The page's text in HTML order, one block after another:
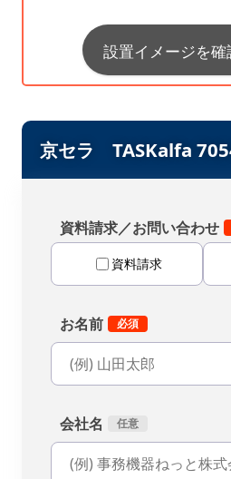
設置イメージを確
京セラ TASKalfa
資料請求／お問い合わせ
資料請求
お名前
会社名